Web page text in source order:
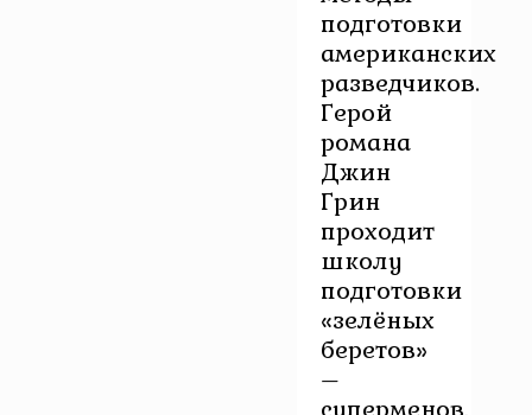
подготовки
американских
разведчиков.
Герой
романа
Джин
Грин
проходит
школу
подготовки
«зелёных
беретов»
–